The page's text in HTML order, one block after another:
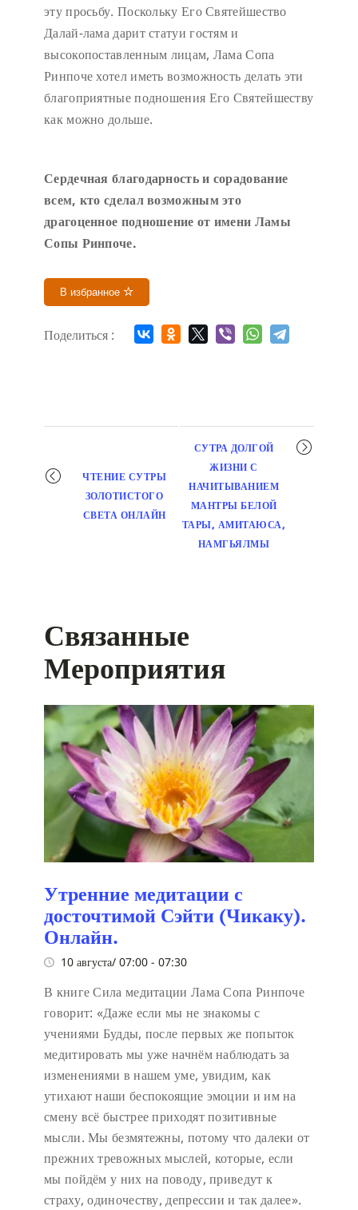
эту просьбу. Поскольку Его Святейшество
Далай-лама дарит статуи гостям и
высокопоставленным лицам, Лама Сопа
Ринпоче хотел иметь возможность делать эти
благоприятные подношения Его Святейшеству
как можно дольше.
Сердечная благодарность и сорадование
всем, кто сделал возможным это
драгоценное подношение от имени Ламы
Сопы Ринпоче.
В избранное
Поделиться :
Мероприятие
навигация
ЧТЕНИЕ СУТРЫ
ЗОЛОТИСТОГО
СВЕТА ОНЛАЙН
СУТРА ДОЛГОЙ
ЖИЗНИ С
НАЧИТЫВАНИЕМ
МАНТРЫ БЕЛОЙ
ТАРЫ, АМИТАЮСА,
НАМГЬЯЛМЫ
Связанные
Мероприятия
Утренние медитации с
досточтимой Сэйти (Чикаку).
Онлайн.
10 августа/ 07:00 - 07:30
В книге Сила медитации Лама Сопа Ринпоче
говорит: «Даже если мы не знакомы с
учениями Будды, после первых же попыток
медитировать мы уже начнём наблюдать за
изменениями в нашем уме, увидим, как
утихают наши беспокоящие эмоции и им на
смену всё быстрее приходят позитивные
мысли. Мы безмятежны, потому что далеки от
прежних тревожных мыслей, которые, если
мы пойдём у них на поводу, приведут к
страху, одиночеству, депрессии и так далее».